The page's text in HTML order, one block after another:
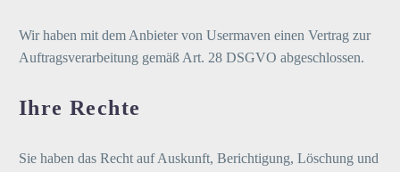
Wir haben mit dem Anbieter von Usermaven einen Vertrag zur
Auftragsverarbeitung gemäß Art. 28 DSGVO abgeschlossen.
Ihre Rechte
Sie haben das Recht auf Auskunft, Berichtigung, Löschung und